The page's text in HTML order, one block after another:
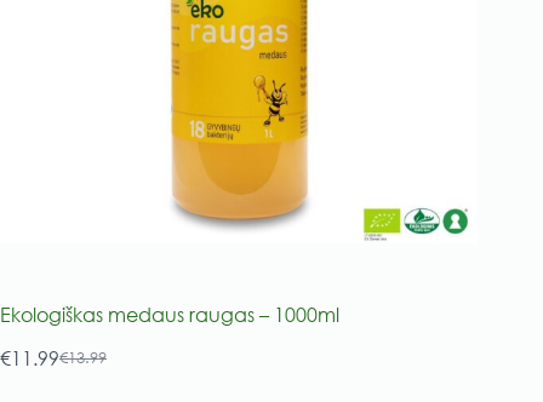
Ekologiškas medaus raugas – 1000ml
€13.99
Original
€11.99Current